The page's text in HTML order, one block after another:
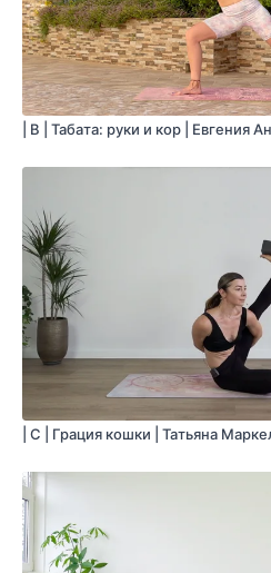
| B | Табата: руки и кор | Евгения
| C | Грация кошки | Татьяна